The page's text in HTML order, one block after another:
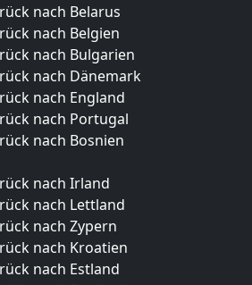
nach Belarus
nach Belgien
nach Bulgarien
nach Dänemark
nach England
nach Portugal
nach Bosnien
nach Irland
nach Lettland
nach Zypern
nach Kroatien
nach Estland